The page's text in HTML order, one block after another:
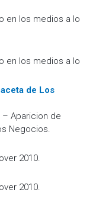
en los medios a lo
en los medios a lo
de Los
Aparicion de
Negocios.
2010.
2010.